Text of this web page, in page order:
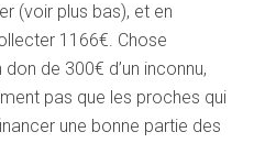
(voir plus bas), et en
1166€. Chose
de 300€ d’un inconnu,
pas que les proches qui
une bonne partie des